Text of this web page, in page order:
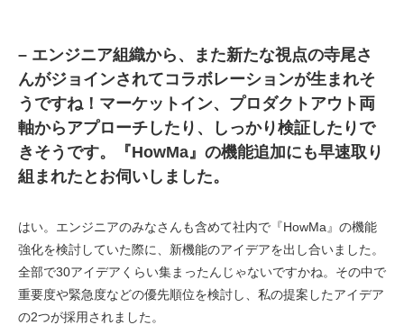
– エンジニア組織から、また新たな視点の寺尾さ
んがジョインされてコラボレーションが生まれそ
うですね！マーケットイン、プロダクトアウト両
軸からアプローチしたり、しっかり検証したりで
きそうです。『HowMa』の機能追加にも早速取り
組まれたとお伺いしました。
はい。エンジニアのみなさんも含めて社内で『HowMa』の機能
強化を検討していた際に、新機能のアイデアを出し合いました。
全部で30アイデアくらい集まったんじゃないですかね。その中で
重要度や緊急度などの優先順位を検討し、私の提案したアイデア
の2つが採用されました。